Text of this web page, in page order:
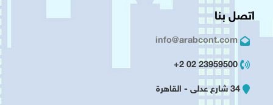
اتصل بنا
info@arabcont.com
23959500 02 2+
34 شارع عدلى - القاهرة